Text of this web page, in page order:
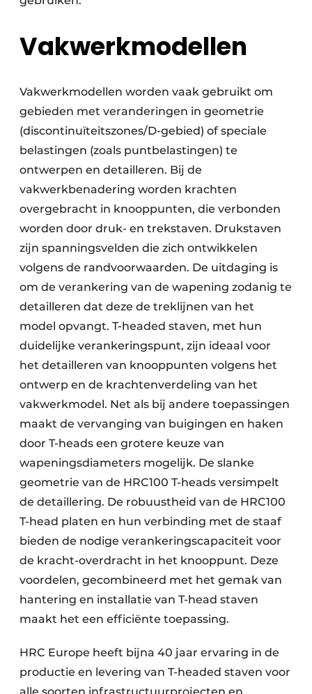
Vakwerkmodellen
Vakwerkmodellen worden vaak gebruikt om
gebieden met veranderingen in geometrie
(discontinuïteitszones/D-gebied) of speciale
belastingen (zoals puntbelastingen) te
ontwerpen en detailleren. Bij de
vakwerkbenadering worden krachten
overgebracht in knooppunten, die verbonden
worden door druk- en trekstaven. Drukstaven
zijn spanningsvelden die zich ontwikkelen
volgens de randvoorwaarden. De uitdaging is
om de verankering van de wapening zodanig te
detailleren dat deze de treklijnen van het
model opvangt. T-headed staven, met hun
duidelijke verankeringspunt, zijn ideaal voor
het detailleren van knooppunten volgens het
ontwerp en de krachtenverdeling van het
vakwerkmodel. Net als bij andere toepassingen
maakt de vervanging van buigingen en haken
door T-heads een grotere keuze van
wapeningsdiameters mogelijk. De slanke
geometrie van de HRC100 T-heads versimpelt
de detaillering. De robuustheid van de HRC100
T-head platen en hun verbinding met de staaf
bieden de nodige verankeringscapaciteit voor
de kracht-overdracht in het knooppunt. Deze
voordelen, gecombineerd met het gemak van
hantering en installatie van T-head staven
maakt het een efficiënte toepassing.
HRC Europe heeft bijna 40 jaar ervaring in de
productie en levering van T-headed staven voor